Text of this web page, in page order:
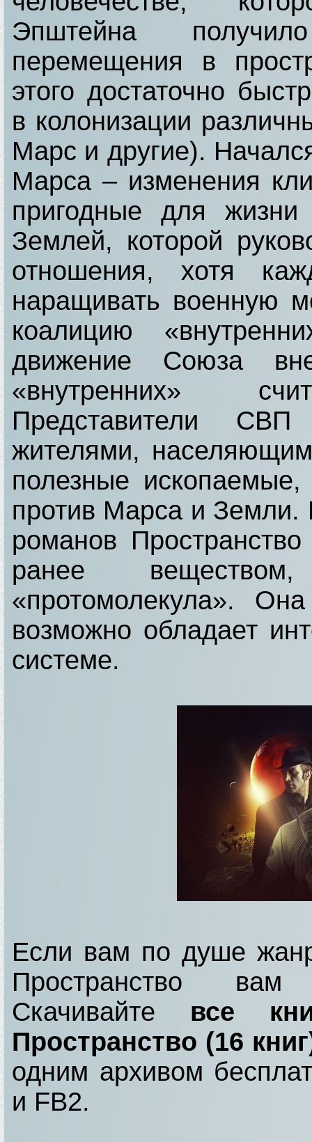
Эпштейна
перемещения в
этого достаточно
в колонизации
Марс и другие).
Марса – изменения
пригодные для
Землей, которой
отношения, хотя
наращивать военную
коалицию
движение Союза
«внутренних»
Представители
жителями,
полезные
против Марса и Земли.
романов
ранее
«протомолекула».
возможно обладает
системе.
Если вам по душе
Пространство вам
Скачивайте все
Пространство (16
одним архивом
и FB2.